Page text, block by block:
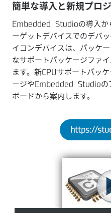
簡単な導入と新規プロ
Embedded Studioの導入か
ーゲットデバイスでのデバ
イコンデバイスは、パッケ
なサポートパッケージファ
ます。新CPUサポートパッ
ージやEmbedded Studioの
ボードから案内します。
https://